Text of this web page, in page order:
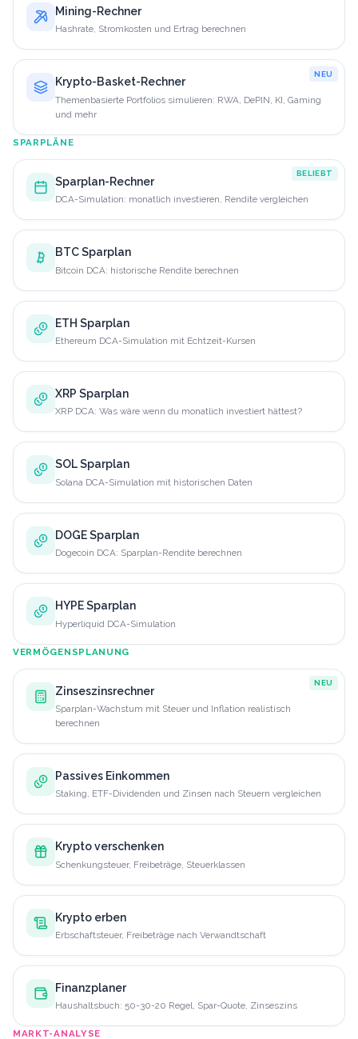
Mining-Rechner
Hashrate, Stromkosten und Ertrag berechnen
NEU
Krypto-Basket-Rechner
Themenbasierte Portfolios simulieren: RWA, DePIN, KI, Gaming
und mehr
SPARPLÄNE
BELIEBT
Sparplan-Rechner
DCA-Simulation: monatlich investieren, Rendite vergleichen
BTC Sparplan
Bitcoin DCA: historische Rendite berechnen
ETH Sparplan
Ethereum DCA-Simulation mit Echtzeit-Kursen
XRP Sparplan
XRP DCA: Was wäre wenn du monatlich investiert hättest?
SOL Sparplan
Solana DCA-Simulation mit historischen Daten
DOGE Sparplan
Dogecoin DCA: Sparplan-Rendite berechnen
HYPE Sparplan
Hyperliquid DCA-Simulation
VERMÖGENSPLANUNG
NEU
Zinseszinsrechner
Sparplan-Wachstum mit Steuer und Inflation realistisch
berechnen
Passives Einkommen
Staking, ETF-Dividenden und Zinsen nach Steuern vergleichen
Krypto verschenken
Schenkungsteuer, Freibeträge, Steuerklassen
Krypto erben
Erbschaftsteuer, Freibeträge nach Verwandtschaft
Finanzplaner
Haushaltsbuch: 50-30-20 Regel, Spar-Quote, Zinseszins
MARKT-ANALYSE